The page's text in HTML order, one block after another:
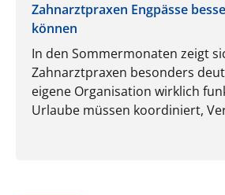
Zahnarztpraxen Engpässe
können
In den Sommermonaten zeigt
Zahnarztpraxen besonders
eigene Organisation wirklich
Urlaube müssen koordiniert,
zuverlässig erledigt werden.